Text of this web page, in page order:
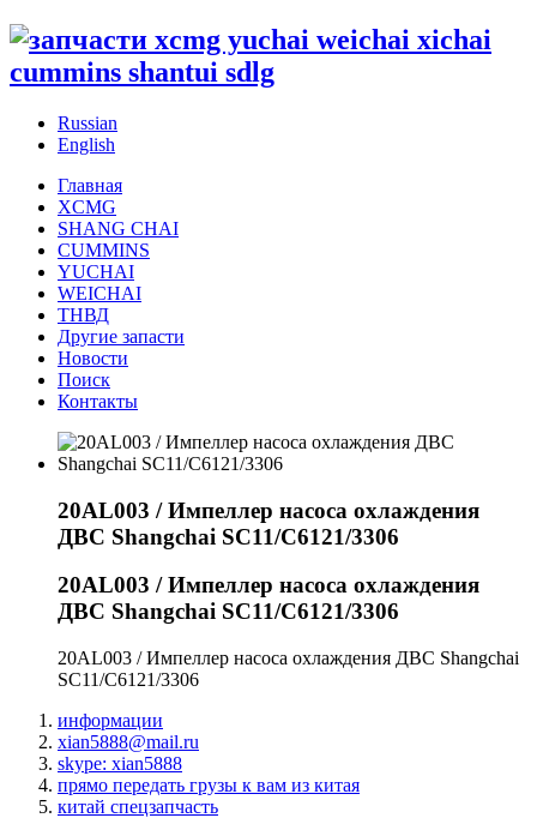
Russian
English
Главная
XCMG
SHANG CHAI
CUMMINS
YUCHAI
WEICHAI
ТНВД
Другие запасти
Новости
Поиск
Контакты
20AL003 / Импеллер насоса охлаждения
ДВС Shangchai SC11/C6121/3306
20AL003 / Импеллер насоса охлаждения
ДВС Shangchai SC11/C6121/3306
20AL003 / Импеллер насоса охлаждения ДВС Shangchai
SC11/C6121/3306
информации
xian5888@mail.ru
skype: xian5888
прямо передать грузы к вам из китая
китай спецзапчасть